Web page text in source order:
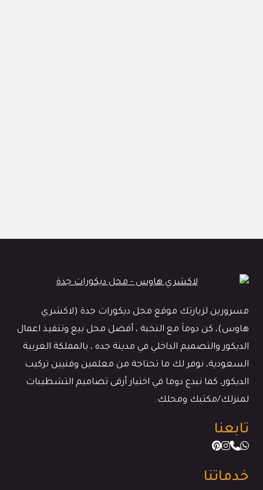
مسرورين لزيارتك موقع محل ديكورات جدة (لاكشري
هاوس)، كن دوماَ مع النخبة ، أفضل محل بيع وتنفيذ اعمال
الديكور والتصميم الداخلي في مدينة جده ، بالمملكة العربية
السعودية، نوفر لك ما تحتاجة من معلمين وفنيين تركيب
الديكور، كما نبدع دوما في اختيار أرقى تصاميم التشطيبات
لمنزلك/مكتبك ومحلك.
تابعنا
خدماتنا